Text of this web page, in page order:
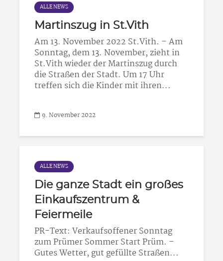
ALLE NEWS
Martinszug in St.Vith
Am 13. November 2022 St.Vith. – Am
Sonntag, dem 13. November, zieht in
St.Vith wieder der Martinszug durch
die Straßen der Stadt. Um 17 Uhr
treffen sich die Kinder mit ihren...
9. November 2022
ALLE NEWS
Die ganze Stadt ein großes
Einkaufszentrum &
Feiermeile
PR-Text: Verkaufsoffener Sonntag
zum Prümer Sommer Start Prüm. –
Gutes Wetter, gut gefüllte Straßen...